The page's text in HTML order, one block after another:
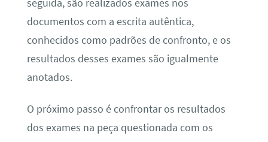
seguida, são realizados exames nos
documentos com a escrita autêntica,
conhecidos como padrões de confronto, e os
resultados desses exames são igualmente
anotados.
O próximo passo é confrontar os resultados
dos exames na peça questionada com os